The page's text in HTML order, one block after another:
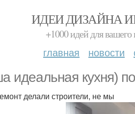
ИДЕИ ДИЗАЙНА
+1000 идей для вашего
главная новости
идеальная кухня)
делали строители, не мы